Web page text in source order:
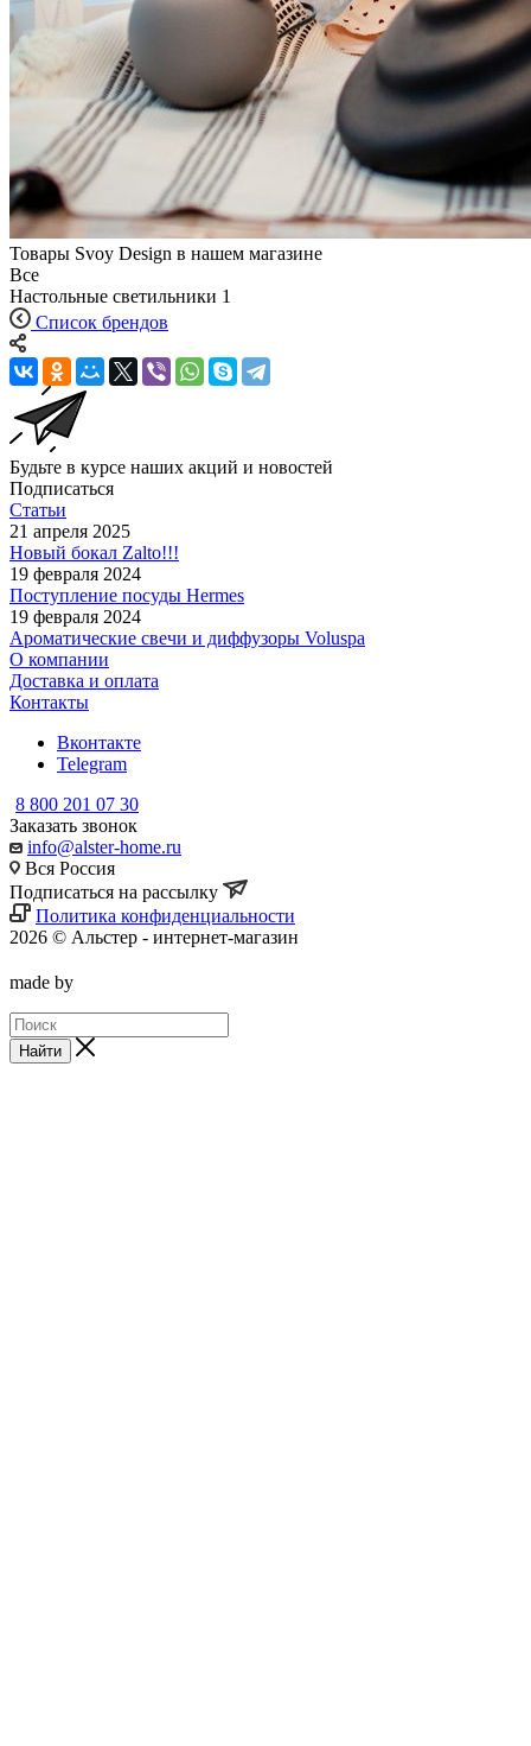
Товары Svoy Design в нашем магазине
Все
Настольные светильники 1
Список брендов
Будьте в курсе наших акций и новостей
Подписаться
Статьи
21 апреля 2025
Новый бокал Zalto!!!
19 февраля 2024
Поступление посуды Hermes
19 февраля 2024
Ароматические свечи и диффузоры Voluspa
О компании
Доставка и оплата
Контакты
Вконтакте
Telegram
8 800 201 07 30
Заказать звонок
info@alster-home.ru
Вся Россия
Подписаться на рассылку
Политика конфиденциальности
2026 © Альстер - интернет-магазин
made by
Найти